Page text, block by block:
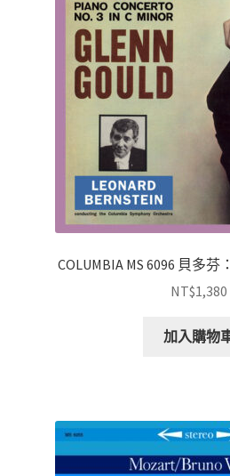
COLUMBIA MS 6096 貝多
NT$1,380
加入購物